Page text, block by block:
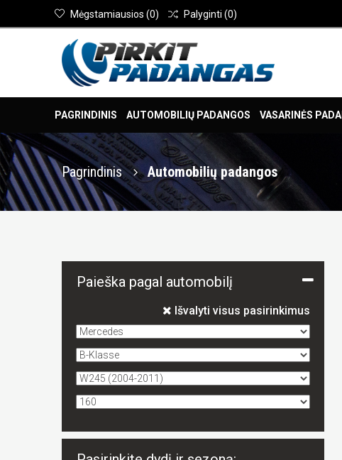
Mėgstamiausios (0) Palyginti (0)
PAGRINDINIS AUTOMOBILIŲ PADANGOS VASARINĖS
Pagrindinis Automobilių padangos
Paieška pagal automobilį
Išvalyti visus pasirinkimus